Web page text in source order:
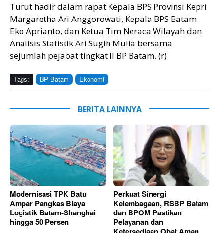
Turut hadir dalam rapat Kepala BPS Provinsi Kepri
Margaretha Ari Anggorowati, Kepala BPS Batam
Eko Aprianto, dan Ketua Tim Neraca Wilayah dan
Analisis Statistik Ari Sugih Mulia bersama
sejumlah pejabat tingkat II BP Batam. (r)
Tags: BP Batam Ekonomi
BERITA LAINNYA
Modernisasi TPK Batu
Ampar Pangkas Biaya
Logistik Batam-Shanghai
hingga 50 Persen
Perkuat Sinergi
Kelembagaan, RSBP Batam
dan BPOM Pastikan
Pelayanan dan